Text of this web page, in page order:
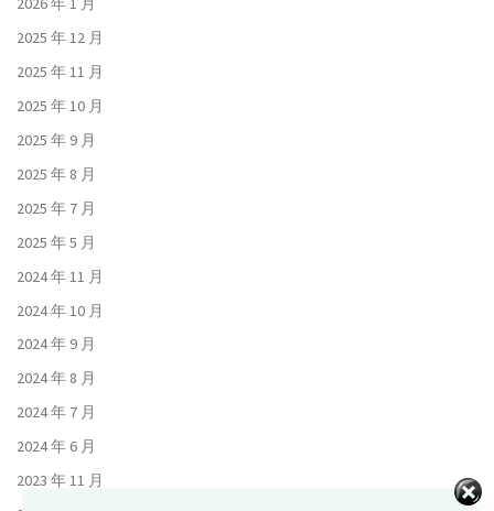
2025 年 12 月
2025 年 11 月
2025 年 10 月
2025 年 9 月
2025 年 8 月
2025 年 7 月
2025 年 5 月
2024 年 11 月
2024 年 10 月
2024 年 9 月
2024 年 8 月
2024 年 7 月
2024 年 6 月
2023 年 11 月